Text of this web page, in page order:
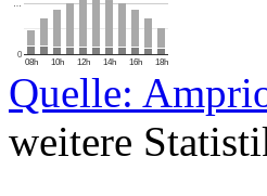
08h 10h 12h 14h 16h 18h
0
…
Quelle:
weitere